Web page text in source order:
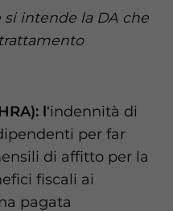
si intende la DA che
l‘indennità di
per far
di affitto per la
fiscali ai
pagata